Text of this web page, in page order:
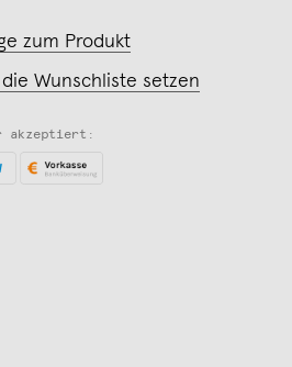
zum Produkt
Wunschliste setzen
akzeptiert: